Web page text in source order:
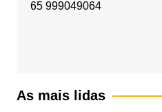
65 999049064
As mais lidas